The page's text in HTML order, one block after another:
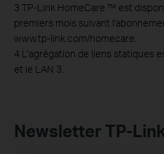
3 TP-Link HomeCare ™ est
premiers mois suivant
www.tp-link.com/homecare.
4 L'agrégation de liens statiques
et le LAN 3.
Newsletter TP-